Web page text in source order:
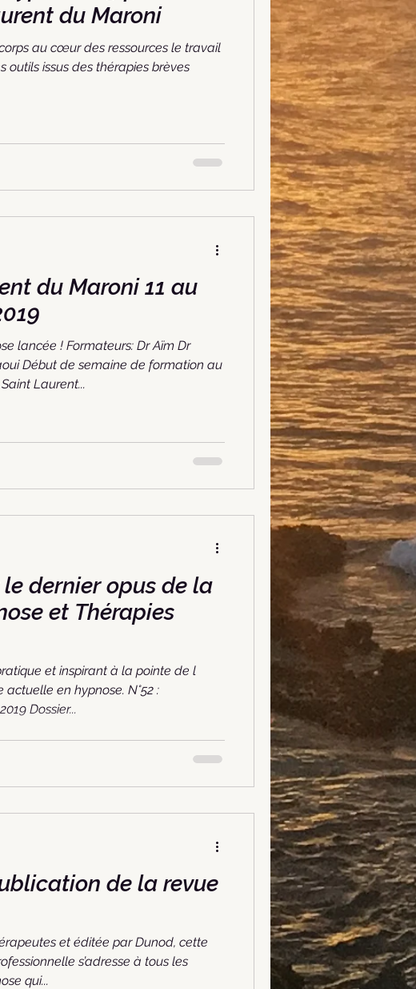
Laurent du Maroni
au cœur des ressources le travail
outils issus des thérapies brèves
du Maroni 11 au
lancée ! Formateurs: Dr Aïm Dr
Début de semaine de formation au
Laurent...
le dernier opus de la
et Thérapies
et inspirant à la pointe de l
actuelle en hypnose. N°52 :
Dossier...
de la revue
et éditée par Dunod, cette
s’adresse à tous les
qui...